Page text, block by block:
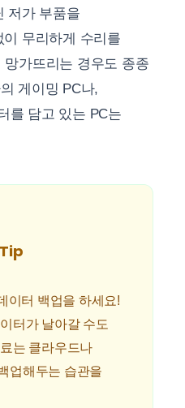
저가 부품을
무리하게 수리를
가뜨리는 경우도 종종
게이밍 PC나,
를 담고 있는 PC는
이터 백업을 하세요!
터가 날아갈 수도
는 클라우드나
업해두는 습관을